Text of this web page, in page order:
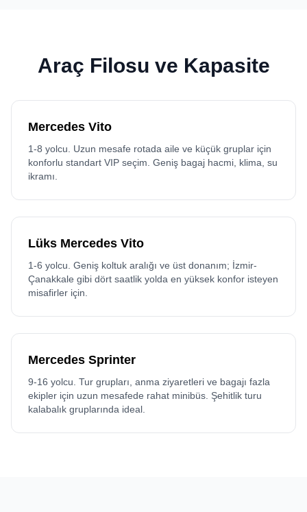
Araç Filosu ve Kapasite
Mercedes Vito
1-8 yolcu. Uzun mesafe rotada aile ve küçük gruplar için
konforlu standart VIP seçim. Geniş bagaj hacmi, klima, su
ikramı.
Lüks Mercedes Vito
1-6 yolcu. Geniş koltuk aralığı ve üst donanım; İzmir-
Çanakkale gibi dört saatlik yolda en yüksek konfor isteyen
misafirler için.
Mercedes Sprinter
9-16 yolcu. Tur grupları, anma ziyaretleri ve bagajı fazla
ekipler için uzun mesafede rahat minibüs. Şehitlik turu
kalabalık gruplarında ideal.